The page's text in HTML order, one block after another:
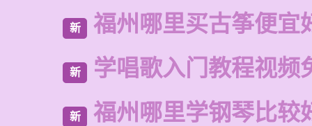
新 福州哪里买古筝便宜
新 学唱歌入门教程视频
新 福州哪里学钢琴比较